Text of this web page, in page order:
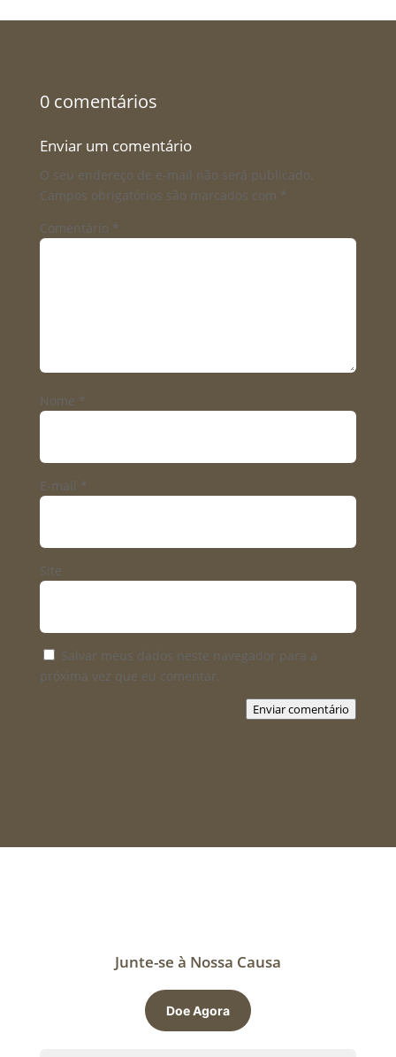
0 comentários
Enviar um comentário
O seu endereço de e-mail não será publicado.
Campos obrigatórios são marcados com *
Comentário *
Nome *
E-mail *
Site
Salvar meus dados neste navegador para a
próxima vez que eu comentar.
Enviar comentário
Junte-se à Nossa Causa
Doe Agora